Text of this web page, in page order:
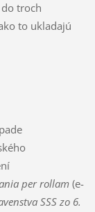
do troch
to ukladajú
per rollam(e-
SSS zo 6.